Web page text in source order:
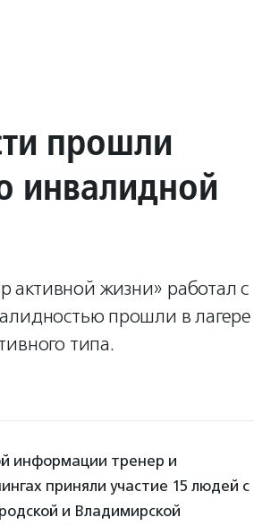
прошли
инвалидной
жизни» работал с
прошли в лагере
типа.
информации тренер и
приняли участие 15 людей с
и Владимирской